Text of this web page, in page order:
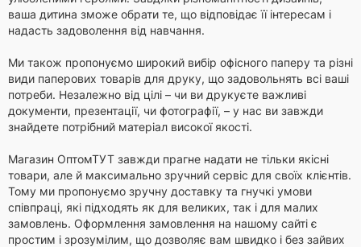
ваша дитина зможе обрати те, що відповідає її інтересам і
надасть задоволення від навчання.
Ми також пропонуємо широкий вибір офісного паперу та різні
види паперових товарів для друку, що задовольнять всі ваші
потреби. Незалежно від цілі – чи ви друкуєте важливі
документи, презентації, чи фотографії, – у нас ви завжди
знайдете потрібний матеріал високої якості.
Магазин ОптомТУТ завжди прагне надати не тільки якісні
товари, але й максимально зручний сервіс для своїх клієнтів.
Тому ми пропонуємо зручну доставку та гнучкі умови
співпраці, які підходять як для великих, так і для малих
замовлень. Оформлення замовлення на нашому сайті є
простим і зрозумілим, що дозволяє вам швидко і без зайвих